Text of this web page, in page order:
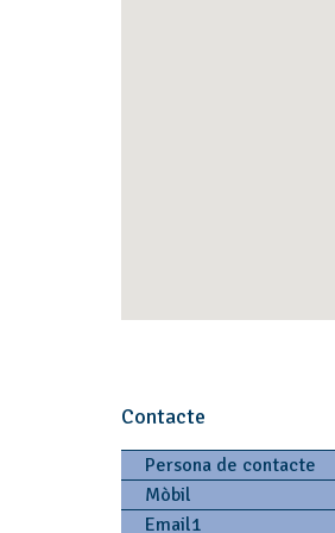
Contacte
Persona de contacte
Mòbil
Email1